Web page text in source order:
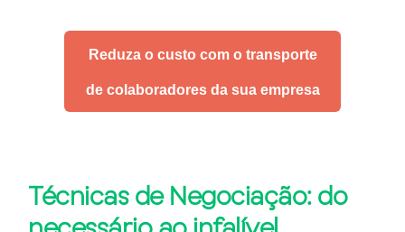
Reduza o custo com o transporte
de colaboradores da sua empresa
Técnicas de Negociação: do